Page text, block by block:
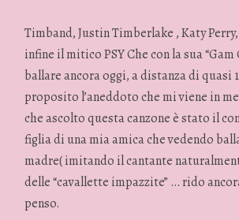
Timband, Justin Timberlake , Katy
infine il mitico PSY Che con la sua “Gam
ballare ancora oggi, a distanza di quasi
proposito l’aneddoto che mi viene in
che ascolto questa canzone è stato il
figlia di una mia amica che vedendo
madre( imitando il cantante
delle “cavallette impazzite” … rido
penso.